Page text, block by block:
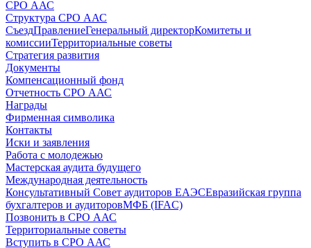
СРО ААС
Структура СРО ААС
СъездПравлениеГенеральный директорКомитеты и
комиссииТерриториальные советы
Стратегия развития
Документы
Компенсационный фонд
Отчетность СРО ААС
Награды
Фирменная символика
Контакты
Иски и заявления
Работа с молодежью
Мастерская аудита будущего
Международная деятельность
Консультативный Совет аудиторов ЕАЭСЕвразийская группа
бухгалтеров и аудиторовМФБ (IFAC)
Позвонить в СРО ААС
Территориальные советы
Вступить в СРО ААС